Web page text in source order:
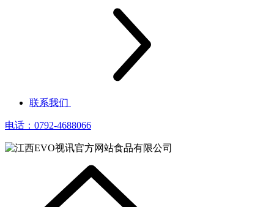
联系我们
电话：0792-4688066